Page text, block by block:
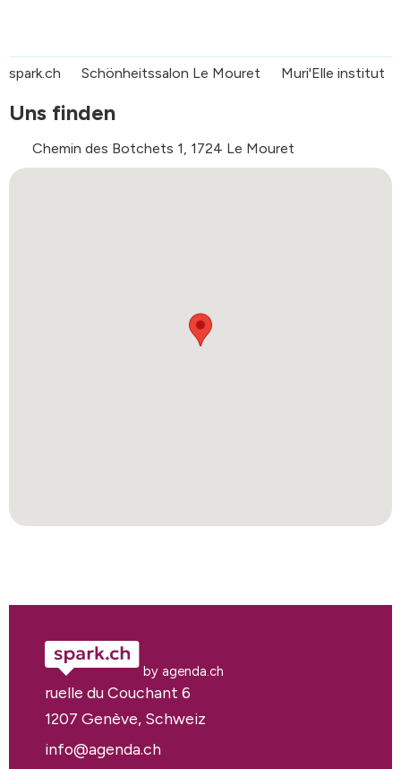
spark.ch
Schönheitssalon Le Mouret Muri'Elle institut
Uns finden
Chemin des Botchets 1, 1724 Le Mouret
by agenda.ch
ruelle du Couchant 6
1207 Genève, Schweiz
info@agenda.ch